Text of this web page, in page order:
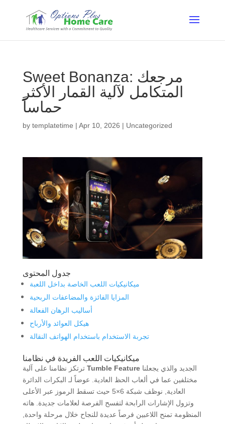
Sweet Bonanza: مرجعك
المتكامل لآلية القمار الأكثر
حماساً
by templatetime | Apr 10, 2026 | Uncategorized
جدول المحتوى
ميكانيكيات اللعب الخاصة بداخل اللعبة
المزايا الفائزة والمضاعفات الربحية
أساليب الرهان الفعالة
هيكل العوائد والأرباح
تجربة الاستخدام باستخدام الهواتف النقالة
ميكانيكيات اللعب الفريدة في نظامنا
ترتكز نظامنا على آلية Tumble Featureالجديد والذي يجعلنا
مختلفين عما في ألعاب الحظ العادية. عوضاً لـ البكرات الدائرة
العادية, نوظف شبكة 6×5 حيث تسقط الرموز عبر الأعلى
وتزول الإشارات الرابحة لتفسح الفرصة لعلامات جديدة. هاته
المنظومة تمنح اللاعبين فرصاً عديدة للنجاح خلال مرحلة واحدة,